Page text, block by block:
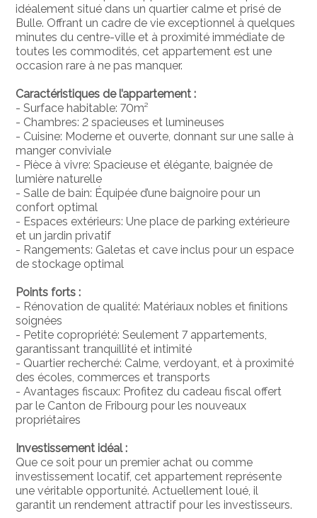
idéalement situé dans un quartier calme et prisé de
Bulle. Offrant un cadre de vie exceptionnel à quelques
minutes du centre-ville et à proximité immédiate de
toutes les commodités, cet appartement est une
occasion rare à ne pas manquer.
Caractéristiques de l’appartement :
- Surface habitable: 70m²
- Chambres: 2 spacieuses et lumineuses
- Cuisine: Moderne et ouverte, donnant sur une salle à
manger conviviale
- Pièce à vivre: Spacieuse et élégante, baignée de
lumière naturelle
- Salle de bain: Équipée d’une baignoire pour un
confort optimal
- Espaces extérieurs: Une place de parking extérieure
et un jardin privatif
- Rangements: Galetas et cave inclus pour un espace
de stockage optimal
Points forts :
- Rénovation de qualité: Matériaux nobles et finitions
soignées
- Petite copropriété: Seulement 7 appartements,
garantissant tranquillité et intimité
- Quartier recherché: Calme, verdoyant, et à proximité
des écoles, commerces et transports
- Avantages fiscaux: Profitez du cadeau fiscal offert
par le Canton de Fribourg pour les nouveaux
propriétaires
Investissement idéal :
Que ce soit pour un premier achat ou comme
investissement locatif, cet appartement représente
une véritable opportunité. Actuellement loué, il
garantit un rendement attractif pour les investisseurs.